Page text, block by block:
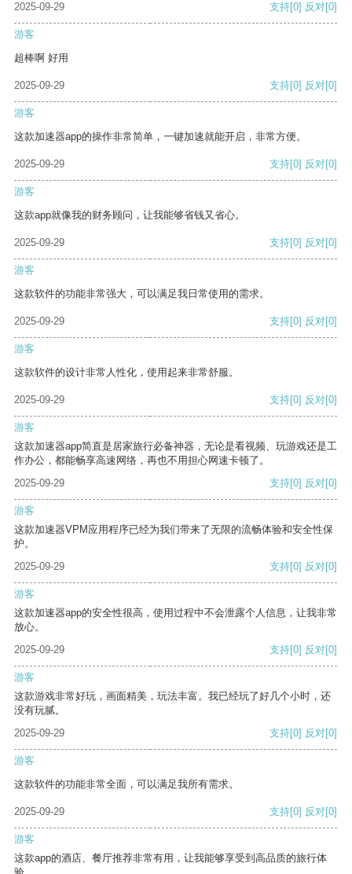
2025-09-29
支持[0] 反对[0]
游客
超棒啊 好用
2025-09-29 支持[0] 反对[0]
游客
这款加速器app的操作非常简单，一键加速就能开启，非常方便。
2025-09-29 支持[0] 反对[0]
游客
这款app就像我的财务顾问，让我能够省钱又省心。
2025-09-29 支持[0] 反对[0]
游客
这款软件的功能非常强大，可以满足我日常使用的需求。
2025-09-29 支持[0] 反对[0]
游客
这款软件的设计非常人性化，使用起来非常舒服。
2025-09-29 支持[0] 反对[0]
游客
这款加速器app简直是居家旅行必备神器，无论是看视频、玩游戏还是工
作办公，都能畅享高速网络，再也不用担心网速卡顿了。
2025-09-29
支持[0] 反对[0]
游客
这款加速器VPM应用程序已经为我们带来了无限的流畅体验和安全性保
护。
2025-09-29
支持[0] 反对[0]
游客
这款加速器app的安全性很高，使用过程中不会泄露个人信息，让我非常
放心。
2025-09-29
支持[0] 反对[0]
游客
这款游戏非常好玩，画面精美，玩法丰富。我已经玩了好几个小时，还
没有玩腻。
2025-09-29
支持[0] 反对[0]
游客
这款软件的功能非常全面，可以满足我所有需求。
2025-09-29 支持[0] 反对[0]
游客
这款app的酒店、餐厅推荐非常有用，让我能够享受到高品质的旅行体